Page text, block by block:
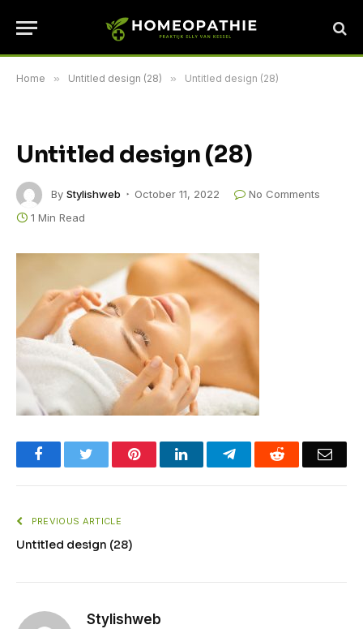
Home » Untitled design (28) » Untitled design (28)
Untitled design (28)
By Stylishweb October 11, 2022
No Comments
1 Min Read
FacebookTwitter PinterestLinkedInTelegramReddit
PREVIOUS ARTICLE
Untitled design (28)
Stylishweb